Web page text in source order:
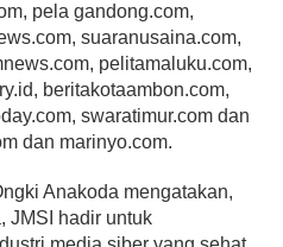
pela gandong.com,
suaranusaina.com,
pelitamaluku.com,
beritakotaambon.com,
swaratimur.com dan
dan marinyo.com.
Anakoda mengatakan,
JMSI hadir untuk